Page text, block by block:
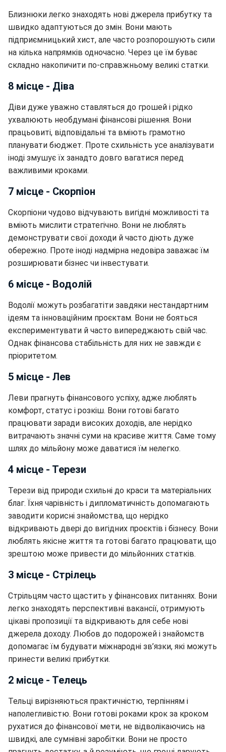
Близнюки легко знаходять нові джерела прибутку та
швидко адаптуються до змін. Вони мають
підприємницький хист, але часто розпорошують сили
на кілька напрямків одночасно. Через це їм буває
складно накопичити по-справжньому великі статки.
8 місце - Діва
Діви дуже уважно ставляться до грошей і рідко
ухвалюють необдумані фінансові рішення. Вони
працьовиті, відповідальні та вміють грамотно
планувати бюджет. Проте схильність усе аналізувати
іноді змушує їх занадто довго вагатися перед
важливими кроками.
7 місце - Скорпіон
Скорпіони чудово відчувають вигідні можливості та
вміють мислити стратегічно. Вони не люблять
демонструвати свої доходи й часто діють дуже
обережно. Проте іноді надмірна недовіра заважає їм
розширювати бізнес чи інвестувати.
6 місце - Водолій
Водолії можуть розбагатіти завдяки нестандартним
ідеям та інноваційним проєктам. Вони не бояться
експериментувати й часто випереджають свій час.
Однак фінансова стабільність для них не завжди є
пріоритетом.
5 місце - Лев
Леви прагнуть фінансового успіху, адже люблять
комфорт, статус і розкіш. Вони готові багато
працювати заради високих доходів, але нерідко
витрачають значні суми на красиве життя. Саме тому
шлях до мільйону може даватися їм нелегко.
4 місце - Терези
Терези від природи схильні до краси та матеріальних
благ. Їхня чарівність і дипломатичність допомагають
заводити корисні знайомства, що нерідко
відкривають двері до вигідних проєктів і бізнесу. Вони
люблять якісне життя та готові багато працювати, що
зрештою може привести до мільйонних статків.
3 місце - Стрілець
Стрільцям часто щастить у фінансових питаннях. Вони
легко знаходять перспективні вакансії, отримують
цікаві пропозиції та відкривають для себе нові
джерела доходу. Любов до подорожей і знайомств
допомагає їм будувати міжнародні зв’язки, які можуть
принести великі прибутки.
2 місце - Телець
Тельці вирізняються практичністю, терпінням і
наполегливістю. Вони готові роками крок за кроком
рухатися до фінансової мети, не відволікаючись на
швидкі, але сумнівні заробітки. Вони не просто